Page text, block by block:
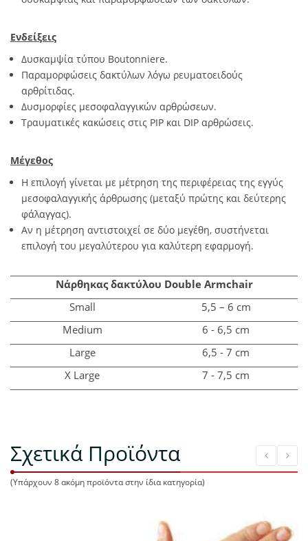
Ενδείξεις
Δυσκαμψία τύπου Boutonniere.
Παραμορφώσεις δακτύλων λόγω ρευματοειδούς
αρθρίτιδας.
Δυσμορφίες μεσοφαλαγγικών αρθρώσεων.
Τραυματικές κακώσεις στις PIP και DIP αρθρώσεις.
Μέγεθος
Η επιλογή γίνεται με μέτρηση της περιφέρειας της εγγύς
μεσοφαλαγγικής άρθρωσης (μεταξύ πρώτης και δεύτερης
φάλαγγας).
Αν η μέτρηση αντιστοιχεί σε δύο μεγέθη, συστήνεται
επιλογή του μεγαλύτερου για καλύτερη εφαρμογή.
Νάρθηκας δακτύλου Double Armchair
Small
5,5 – 6 cm
Medium
6 - 6,5 cm
Large
6,5 - 7 cm
X Large
7 - 7,5 cm
Σχετικά Προϊόντα
(Υπάρχουν 8 ακόμη προϊόντα στην ίδια κατηγορία)